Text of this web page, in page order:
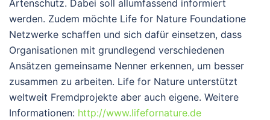
Artenschutz. Dabei soll allumfassend informiert
werden. Zudem möchte Life for Nature Foundatione
Netzwerke schaffen und sich dafür einsetzen, dass
Organisationen mit grundlegend verschiedenen
Ansätzen gemeinsame Nenner erkennen, um besser
zusammen zu arbeiten. Life for Nature unterstützt
weltweit Fremdprojekte aber auch eigene. Weitere
Informationen: http://www.lifefornature.de